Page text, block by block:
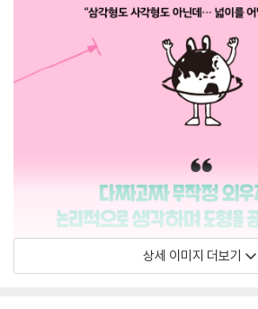
상세 이미지 더보기